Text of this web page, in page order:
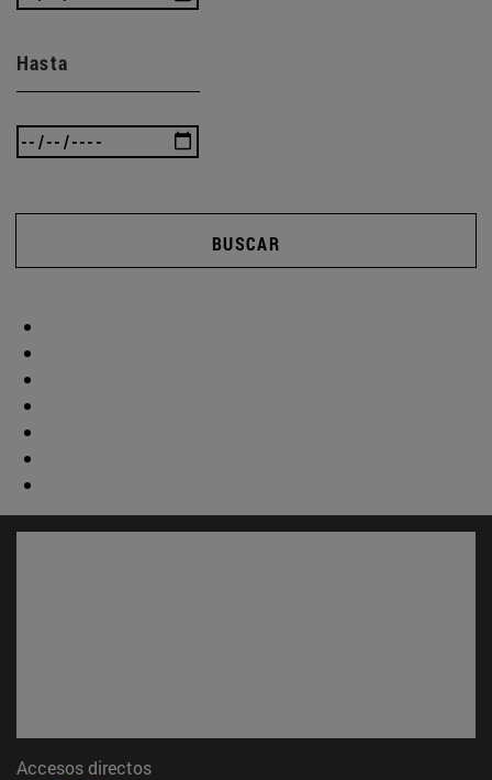
Hasta
BUSCAR
Accesos directos